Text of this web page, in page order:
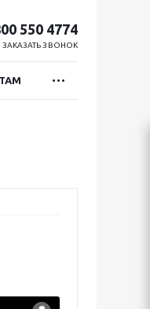
550 4774
ЗАКАЗАТЬ ЗВОНОК